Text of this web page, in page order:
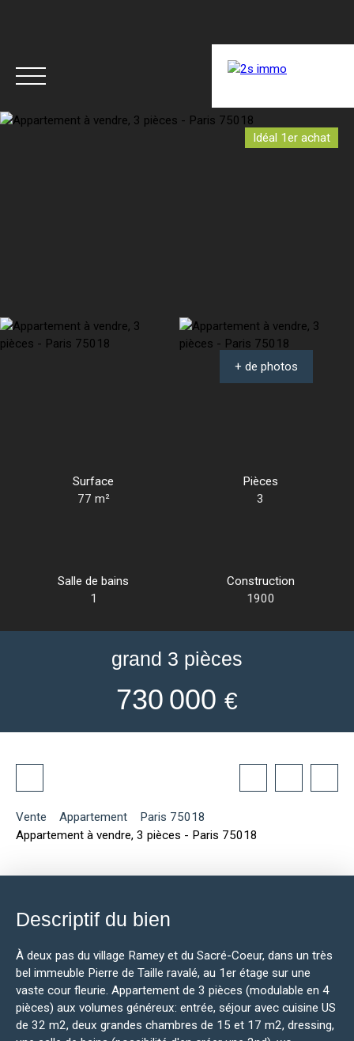
ACCUEIL ACHETER LOUER RÉNOVER
Idéal 1er achat
+ de photos
Surface
77 m²
Pièces
3
Salle de bains
1
Construction
1900
grand 3 pièces
730 000 €
Vente Appartement
Paris 75018
Appartement à vendre, 3 pièces - Paris 75018
Descriptif du bien
À deux pas du village Ramey et du Sacré-Coeur, dans un très
bel immeuble Pierre de Taille ravalé, au 1er étage sur une
vaste cour fleurie. Appartement de 3 pièces (modulable en 4
pièces) aux volumes généreux: entrée, séjour avec cuisine US
de 32 m2, deux grandes chambres de 15 et 17 m2, dressing,